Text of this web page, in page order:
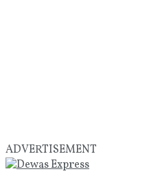
ADVERTISEMENT